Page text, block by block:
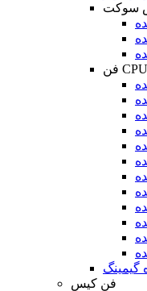
سوکت
گیمینگ
فن کیس